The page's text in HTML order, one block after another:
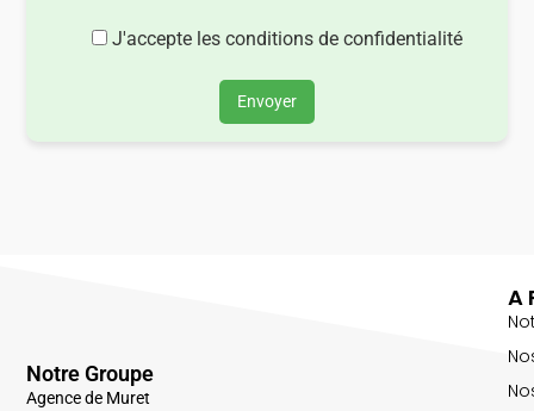
J'accepte les conditions de confidentialité
Envoyer
A
Notre Groupe
Agence de Muret